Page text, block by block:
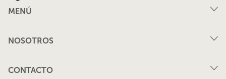
MENÚ
NOSOTROS
CONTACTO